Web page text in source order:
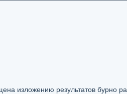
изложению результатов бурно